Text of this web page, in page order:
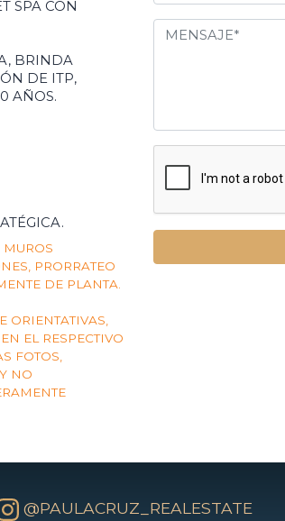
SPA CON
BRINDA
DE ITP,
AÑOS.
MUROS
PRORRATEO
DE PLANTA.
EL RESPECTIVO
FOTOS,
NO
@PAULACRUZ_REALESTATE